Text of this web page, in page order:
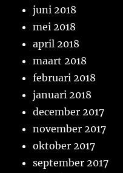
juni 2018
mei 2018
april 2018
maart 2018
februari 2018
januari 2018
december 2017
november 2017
oktober 2017
september 2017